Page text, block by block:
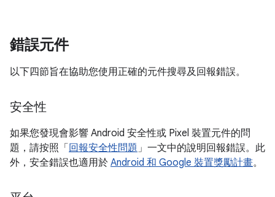
錯誤元件
以下四節旨在協助您使用正確的元件搜尋及回報錯誤。
安全性
如果您發現會影響 Android 安全性或 Pixel 裝置元件的問
題，請按照「 回報安全性問題」一文中的說明回報錯誤。此
外，安全錯誤也適用於 Android 和 Google 裝置獎勵計畫。